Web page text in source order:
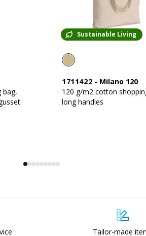
bag,
Sustainable Living
1711422 - Milano 120
120 g/m2 cotton
long handles
Tailor-made